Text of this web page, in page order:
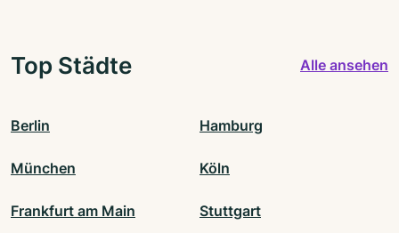
Top Städte Alle ansehen
Berlin Hamburg
München Köln
Frankfurt am Main Stuttgart